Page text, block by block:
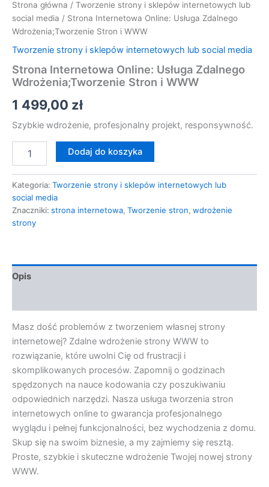
Strona główna / Tworzenie strony i sklepów internetowych lub
social media / Strona Internetowa Online: Usługa Zdalnego
Wdrożenia;Tworzenie Stron i WWW
Tworzenie strony i sklepów internetowych lub social media
Strona Internetowa Online: Usługa Zdalnego
Wdrożenia;Tworzenie Stron i WWW
1 499,00 zł
Szybkie wdrożenie, profesjonalny projekt, responsywność.
Dodaj do koszyka
Kategoria: Tworzenie strony i sklepów internetowych lub
social media
Znaczniki: strona internetowa, Tworzenie stron, wdrożenie
strony
Opis
Masz dość problemów z tworzeniem własnej strony
internetowej? Zdalne wdrożenie strony WWW to
rozwiązanie, które uwolni Cię od frustracji i
skomplikowanych procesów. Zapomnij o godzinach
spędzonych na nauce kodowania czy poszukiwaniu
odpowiednich narzędzi. Nasza usługa tworzenia stron
internetowych online to gwarancja profesjonalnego
wyglądu i pełnej funkcjonalności, bez wychodzenia z domu.
Skup się na swoim biznesie, a my zajmiemy się resztą.
Proste, szybkie i skuteczne wdrożenie Twojej nowej strony
WWW.